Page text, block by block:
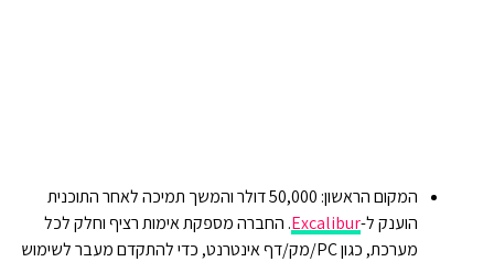
המקום הראשון: 50,000 דולר והמשך תמיכה לאחר התוכנית
הוענק ל-Excalibur. החברה מספקת אימות רציף וחלק לכל
מערכת, כגון PC/מק/דף אינטרנט, כדי להתקדם מעבר לשימוש